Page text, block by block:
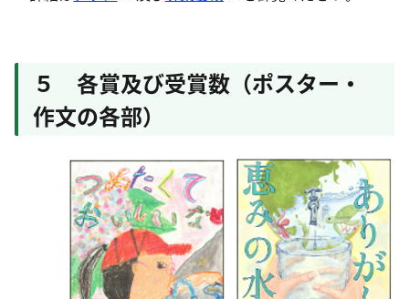
５ 各賞及び受賞数（ポスター・
作文の各部）